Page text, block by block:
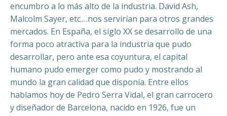
encumbro a lo más alto de la industria. David Ash,
Malcolm Sayer, etc.…nos servirían para otros grandes
mercados. En España, el siglo XX se desarrollo de una
forma poco atractiva para la industria que pudo
desarrollar, pero ante esa coyuntura, el capital
humano pudo emerger como pudo y mostrando al
mundo la gran calidad que disponía. Entre ellos
hablamos hoy de Pedro Serra Vidal, el gran carrocero
y diseñador de Barcelona, nacido en 1926, fue un